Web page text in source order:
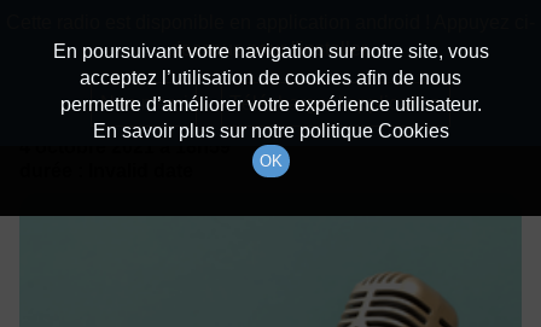
Détails De L'épisode
à 18h59
En poursuivant votre navigation sur notre site, vous
acceptez l’utilisation de cookies afin de nous
permettre d’améliorer votre expérience utilisateur.
En savoir plus sur notre politique Cookies
OK
dessous pour l'installer.
Non merci Télécharger l'application